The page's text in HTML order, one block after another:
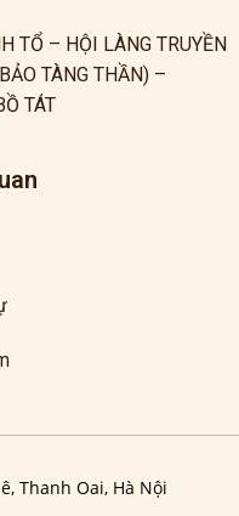
TỔ – HỘI LÀNG TRUYỀN
TÀNG THẦN) –
TÁT
Thanh Oai, Hà Nội